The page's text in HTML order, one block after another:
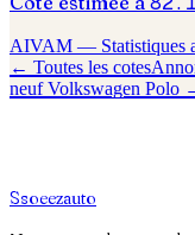
AIVAM — Statistiques
← Toutes les cotes
neufVolkswagen Polo
Ssoeezauto